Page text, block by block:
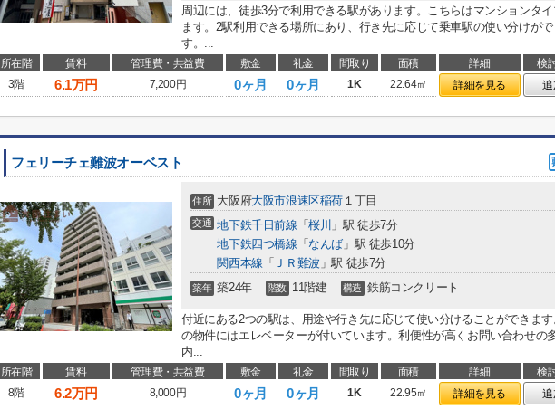
周辺には、徒歩3分で利用できる駅があります。こちらはマンションタイ
ます。2駅利用できる場所にあり、行き先に応じて乗車駅の使い分けがで
す。...
所在階 賃料 管理費・共益費 敷金 礼金 間取り 面積 詳細
検
3階
6.1万円 7,200円 0ヶ月 0ヶ月 1K 22.64㎡ 詳細を見る 追
フェリーチェ難波オーベスト
住所 大阪府大阪市浪速区稲荷 １丁目
交通 地下鉄千日前線 「桜川 」駅 徒歩7分
地下鉄四つ橋線 「 なんば 」駅 徒歩10分
関西本線 「 ＪＲ難波 」駅 徒歩7分
築年 築24年 階数 11階建 構造 鉄筋コンクリート
付近にある2つの駅は、用途や行き先に応じて使い分けることができま
の物件にはエレベーターが付いています。利便性が高くお問い合わせの
内...
所在階 賃料 管理費・共益費 敷金 礼金 間取り 面積 詳細
検
8階
6.2万円 8,000円 0ヶ月 0ヶ月 1K 22.95㎡ 詳細を見る 追